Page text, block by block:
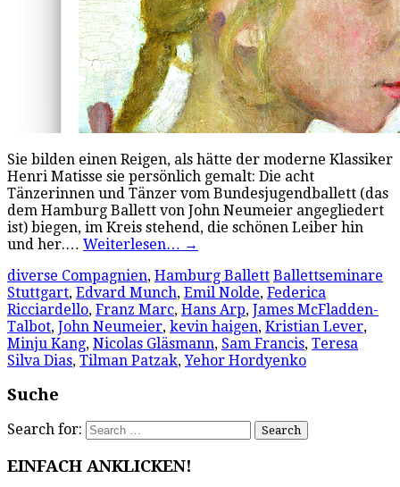
Sie bilden einen Reigen, als hätte der moderne Klassiker
Henri Matisse sie persönlich gemalt: Die acht
Tänzerinnen und Tänzer vom Bundesjugendballett (das
dem Hamburg Ballett von John Neumeier angegliedert
ist) biegen, im Kreis stehend, die schönen Leiber hin
und her.… Weiterlesen… →
diverse Compagnien, Hamburg Ballett Ballettseminare
Stuttgart, Edvard Munch, Emil Nolde, Federica
Ricciardello, Franz Marc, Hans Arp, James McFladden-
Talbot, John Neumeier, kevin haigen, Kristian Lever,
Minju Kang, Nicolas Gläsmann, Sam Francis, Teresa
Silva Dias, Tilman Patzak,Yehor Hordyenko
Suche
Search for:
EINFACH ANKLICKEN!